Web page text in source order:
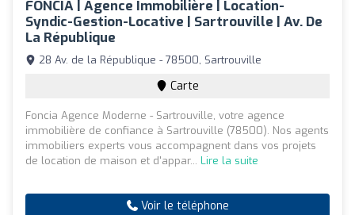
FONCIA | Agence Immobilière | Location-
Syndic-Gestion-Locative | Sartrouville | Av. De
La République
28 Av. de la République - 78500, Sartrouville
Carte
Foncia Agence Moderne - Sartrouville, votre agence
immobilière de confiance à Sartrouville (78500). Nos agents
immobiliers experts vous accompagnent dans vos projets
de location de maison et d'appar... Lire la suite
Voir le téléphone